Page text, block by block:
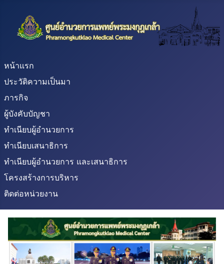
หน้าแรก
ประวัติความเป็นมา
ภารกิจ
ผู้บังคับบัญชา
ทำเนียบผู้อำนวยการ
ทำเนียบเสนาธิการ
ทำเนียบผู้อำนวยการ และเสนาธิการ
โครงสร้างการบริหาร
ติดต่อหน่วยงาน